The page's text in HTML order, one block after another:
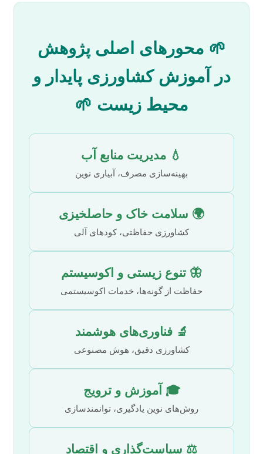
🌱 محورهای اصلی پژوهش
در آموزش کشاورزی پایدار و
محیط زیست 🌱
💧 مدیریت منابع آب
بهینه‌سازی مصرف، آبیاری نوین
🌍 سلامت خاک و حاصلخیزی
کشاورزی حفاظتی، کودهای آلی
🦋 تنوع زیستی و اکوسیستم
حفاظت از گونه‌ها، خدمات اکوسیستمی
🔬 فناوری‌های هوشمند
کشاورزی دقیق، هوش مصنوعی
🎓 آموزش و ترویج
روش‌های نوین یادگیری، توانمندسازی
⚖️ سیاست‌گذاری و اقتصاد